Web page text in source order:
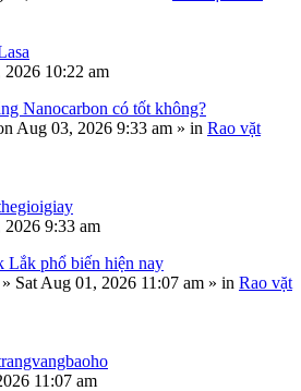
10:22 am
Nanocarbon có tốt không?
Aug 03, 2026 9:33 am » in Rao vặt
9:33 am
Lắk phổ biến hiện nay
» Sat Aug 01, 2026 11:07 am » in Rao vặt
11:07 am